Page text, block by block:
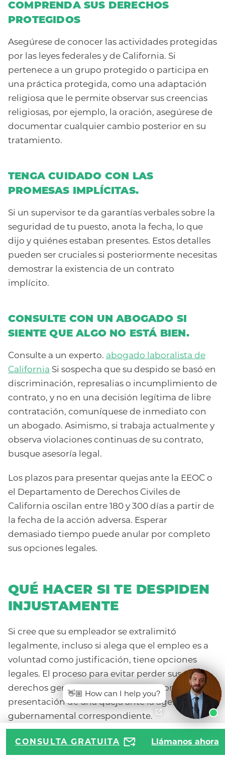
COMPRENDA SUS DERECHOS
PROTEGIDOS
Asegúrese de conocer las actividades protegidas
por las leyes federales y de California. Si
pertenece a un grupo protegido o participa en
una práctica protegida, como una adaptación
religiosa que le permite observar sus creencias
religiosas, por ejemplo, la oración, asegúrese de
documentar cualquier cambio posterior en su
tratamiento.
TENGA CUIDADO CON LAS
PROMESAS IMPLÍCITAS.
Si un supervisor te da garantías verbales sobre la
seguridad de tu puesto, anota la fecha, lo que
dijo y quiénes estaban presentes. Estos detalles
pueden ser cruciales si posteriormente necesitas
demostrar la existencia de un contrato
implícito.
CONSULTE CON UN ABOGADO SI
SIENTE QUE ALGO NO ESTÁ BIEN.
Consulte a un experto. abogado laboralista de
California Si sospecha que su despido se basó en
discriminación, represalias o incumplimiento de
contrato, y no en una decisión legítima de libre
contratación, comuníquese de inmediato con
un abogado. Asimismo, si trabaja actualmente y
observa violaciones continuas de su contrato,
busque asesoría legal.
Los plazos para presentar quejas ante la EEOC o
el Departamento de Derechos Civiles de
California oscilan entre 180 y 300 días a partir de
la fecha de la acción adversa. Esperar
demasiado tiempo puede anular por completo
sus opciones legales.
QUÉ HACER SI TE DESPIDEN
INJUSTAMENTE
Si cree que su empleador se extralimitó
legalmente, incluso si alega que el empleo es a
voluntad como justificación, tiene opciones
legales. El proceso para evitar perder sus
derechos generalmente comienza con la
presentación de una queja ante la agencia
gubernamental correspondiente.
Dependiendo de tu situación, eso podría ser:
CONSULTA GRATUITA Llámanos ahora
👋🏼 How can I help you?